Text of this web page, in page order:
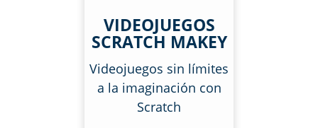
VIDEOJUEGOS
SCRATCH MAKEY
Videojuegos sin límites
a la imaginación con
Scratch